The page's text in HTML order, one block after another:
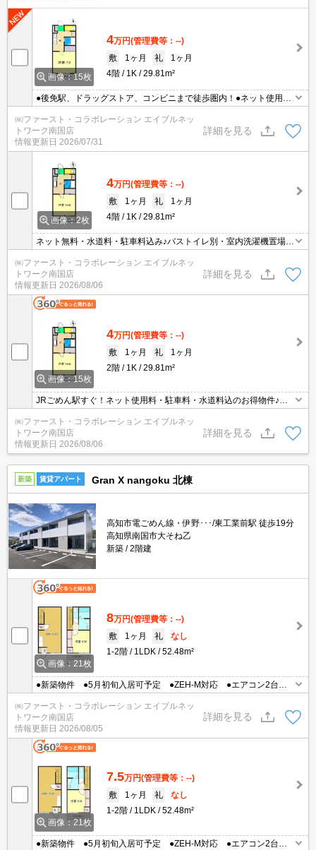
画像：15枚
4万円(管理費等：--)
敷
1ヶ月 礼
1ヶ月
4階
1K 29.81m²
●後免駅、ドラッグストア、コンビニまで徒歩圏内！●ネット使用料
（Wi-Fi）●水道料込み♪●南向き
㈱ファースト・コラボレーション エイブルネッ
トワーク南国店
情報更新日 2026/07/31
詳細を見る
画像：2枚
4万円(管理費等：--)
敷
1ヶ月 礼
1ヶ月
4階
1K 29.81m²
ネット無料・水道料・駐車料込み♪バストイレ別・室内洗濯機置場！
★2027年春学生さん予約可能物件★
㈱ファースト・コラボレーション エイブルネッ
トワーク南国店
情報更新日 2026/08/06
詳細を見る
画像：15枚
4万円(管理費等：--)
敷
1ヶ月 礼
1ヶ月
2階
1K 29.81m²
JRごめん駅すぐ！ネット使用料・駐車料・水道料込のお得物件♪★2
㈱ファースト・コラボレーション エイブルネッ
トワーク南国店
情報更新日 2026/08/06
詳細を見る
新築 賃貸アパート Gran X nangoku 北棟
高知市電ごめん線・伊野･･･/東工業前駅 徒歩19分
高知県南国市大そね乙
新築
2階建
画像：21枚
8万円(管理費等：--)
敷
1ヶ月 礼
なし
1-2階
1LDK 52.48m²
●新築物件 ●5月初旬入居可予定 ●ZEH-M対応 ●エアコン2台 ●
ネット無料（Wi-Fi）
㈱ファースト・コラボレーション エイブルネッ
トワーク南国店
情報更新日 2026/08/05
詳細を見る
画像：21枚
7.5万円(管理費等：--)
敷
1ヶ月 礼
なし
1-2階
1LDK 52.48m²
●新築物件 ●5月初旬入居可予定 ●ZEH-M対応 ●エアコン2台 ●